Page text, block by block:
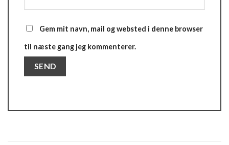
Gem mit navn, mail og websted i denne browser
til næste gang jeg kommenterer.